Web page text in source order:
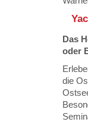
Das
oder
die